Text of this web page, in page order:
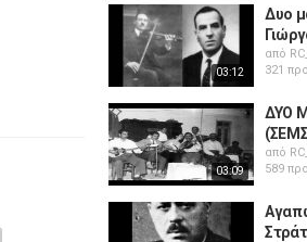
03:12
Δυο
από
321
03:09
ΔΥΟ
από
589